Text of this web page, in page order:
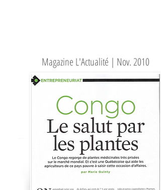
Magazine L'Actualité | Nov. 2010